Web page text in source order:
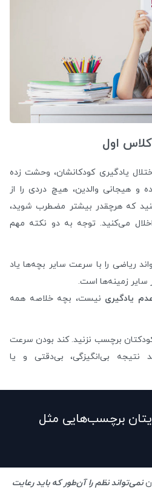
کلاس اول
یادگیری کودکانشان، وحشت زده
و هیجانی والدین، هیچ دردی را از
که هرچقدر بیشتر مضطرب شوید،
می‌کنید. توجه به دو نکته مهم
ریاضی را با سرعت سایر بچه‌ها یاد
سایر زمینه‌ها است.
یادگیری نیست، بچه خلاصه همه
برچسب نزنید. کند بودن سرعت
نتیجه بی‌انگیزگی، بی‌دقتی و یا
برچسب‌هایی مثل
نمی‌تواند نظم را آن‌طور که باید رعایت